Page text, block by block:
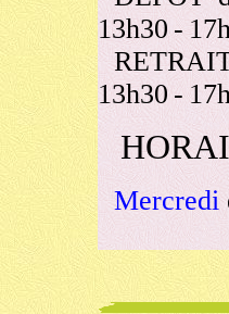
13h30 -
13h30 -
Mercredi